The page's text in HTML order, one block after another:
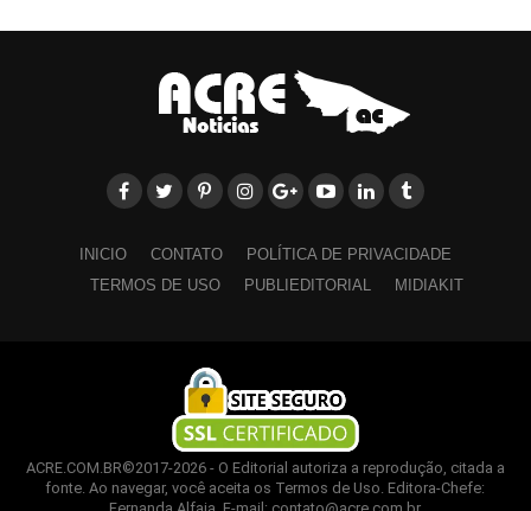
INICIO CONTATO
POLÍTICA DE PRIVACIDADE
TERMOS DE USO
PUBLIEDITORIAL MIDIAKIT
ACRE.COM.BR©2017-2026 - O Editorial autoriza a reprodução, citada a
fonte. Ao navegar, você aceita os Termos de Uso. Editora-Chefe: